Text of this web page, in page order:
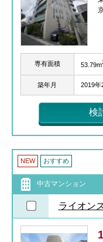
専有面積 53.79m
築年月 2019年
検
NEW おすすめ
中古マンション
ライオン